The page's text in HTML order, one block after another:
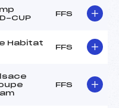
CUP
FFS
Habitat
FFS
FFS